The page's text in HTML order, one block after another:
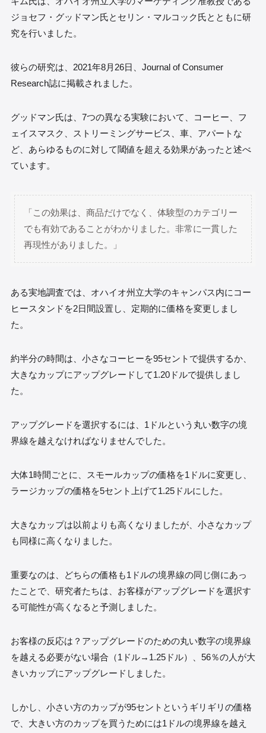
ジョセフ・グッドマン氏とセリン・マルコック氏とともに研
究を行いました。
彼らの研究は、2021年8月26日、Journal of Consumer
Research誌に掲載されました。
グッドマン氏は、7つの異なる実験において、コーヒー、フ
ェイスマスク、ストリーミングサービス、車、アパートな
ど、あらゆるものに対して閾値を超える効果があったと述べ
ています。
「この効果は、商品だけでなく、体験型のカテゴリー
でも有効であることがわかりました。非常に一貫した
再現性がありました。」
ある実地調査では、オハイオ州立大学のキャンパス内にコー
ヒースタンドを2日間設置し、定期的に価格を変更しまし
た。
約半分の時間は、小さなコーヒーを95セントで提供するか、
大きなカップにアップグレードして1.20ドルで提供しまし
た。
アップグレードを選択するには、1ドルという丸い数字の境
界線を越えなければなりませんでした。
大体1時間ごとに、スモールカップの価格を1ドルに変更し、
ラージカップの価格を5セント上げて1.25ドルにした。
大きなカップは以前よりも高くなりましたが、小さなカップ
も同様に高くなりました。
重要なのは、どちらの価格も1ドルの境界線の同じ側にあっ
たことで、研究者たちは、お客様がアップグレードを選択す
る可能性が高くなると予測しました。
お客様の反応は？アップグレードのための丸い数字の境界線
を越える必要がない場合（1ドル→1.25ドル）、56％の人が大
きいカップにアップグレードしました。
しかし、小さい方のカップが95セントというギリギリの価格
で、大きい方のカップを買うためには1ドルの境界線を越え